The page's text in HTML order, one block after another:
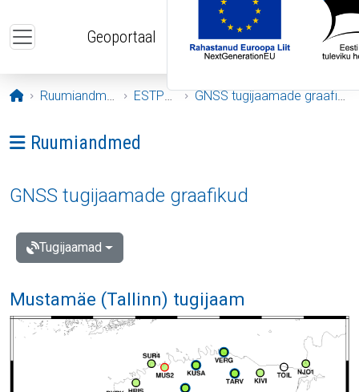
Geoportaal
Avaleht
Ruumiandmed ESTPOS GNSS tugijaamade graafikud
Ava menüü: Ruumiandmed
Ruumiandmed
GNSS tugijaamade graafikud
Tugijaamad
Mustamäe (Tallinn) tugijaam